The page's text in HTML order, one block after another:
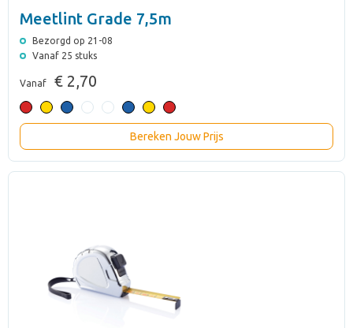
Meetlint Grade 7,5m
Bezorgd op 21-08
Vanaf 25 stuks
Vanaf € 2,70
Bereken Jouw Prijs